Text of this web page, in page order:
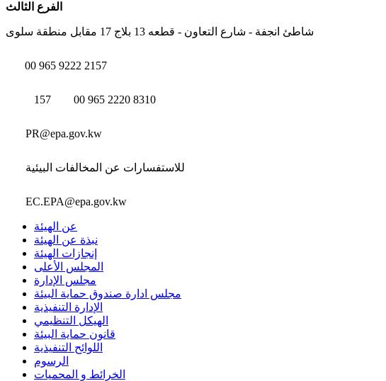
الفرع الثالث
شاطئ انجفة - شارع التعاون - قطعه 13 بلاج 17 مقابل منطقة سلوى
00 965 9222 2157
157 00 965 2220 8310
PR@epa.gov.kw
للاستفسارات عن المخالفات البيئية
EC.EPA@epa.gov.kw
عن الهيئة
نبذة عن الهيئة
إنجازات الهيئة
المجلس الأعلى
مجلس الإدارة
مجلس ادارة صندوق حماية البيئة
الإدارة التنفيذية
الهيكل التنظيمي
قانون حماية البيئة
اللوائح التنفيذية
الرسوم
الخرائط و المحميات